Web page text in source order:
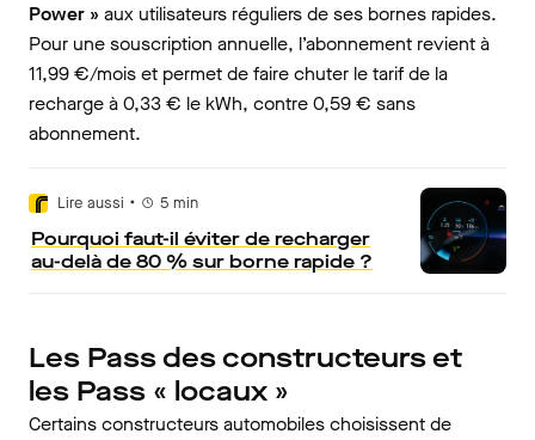
Power » aux utilisateurs réguliers de ses bornes rapides.
Pour une souscription annuelle, l’abonnement revient à
11,99 €/mois et permet de faire chuter le tarif de la
recharge à 0,33 € le kWh, contre 0,59 € sans
abonnement.
Lire aussi • 5 min
Pourquoi faut-il éviter de recharger
au-delà de 80 % sur borne rapide ?
Les Pass des constructeurs et
les Pass « locaux »
Certains constructeurs automobiles choisissent de